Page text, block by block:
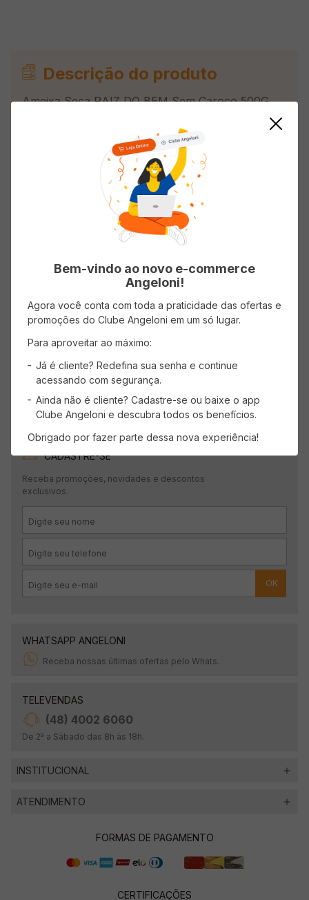
Descrição do produto
Ameixa Seca RAIZ DO BEM Sem Caroço 500G
Avaliações
Classificação média: 0 (0 avaliações)
Faça login para escrever uma avaliação.
Mais recentes Todos
Nenhuma avaliação
CADASTRE-SE
Receba promoções, novidades e descontos
exclusivos.
OK
WHATSAPP ANGELONI
Receba nossas últimas ofertas pelo Whats.
TELEVENDAS
(48) 4002 6060
De 2ª a Sábado das 8h às 18h.
INSTITUCIONAL
ATENDIMENTO
FORMAS DE PAGAMENTO
CERTIFICAÇÕES
Bem-vindo ao novo e-commerce
Angeloni!
Agora você conta com toda a praticidade das ofertas e
promoções do Clube Angeloni em um só lugar.
Para aproveitar ao máximo:
Já é cliente? Redefina sua senha e continue
acessando com segurança.
Ainda não é cliente? Cadastre-se ou baixe o app
Clube Angeloni e descubra todos os benefícios.
Obrigado por fazer parte dessa nova experiência!